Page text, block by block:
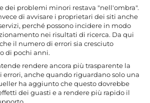
dei problemi minori restava "nell'ombra".
di avvisare i proprietari dei siti anche
perché possono incidere in modo
nei risultati di ricerca. Da qui
il numero di errori sia cresciuto
di pochi anni.
rendere ancora più trasparente la
anche quando riguardano solo una
ha aggiunto che questo dovrebbe
dei guasti e a rendere più rapido il